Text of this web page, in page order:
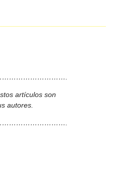
artículos son
autores.